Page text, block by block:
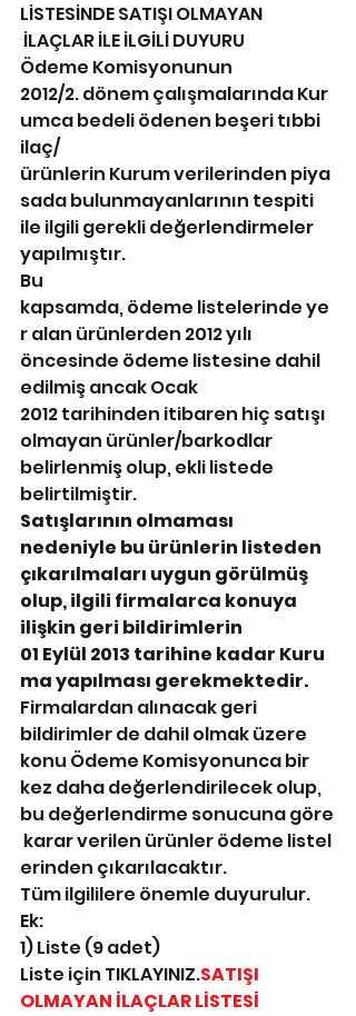
LİSTESİNDE SATIŞI OLMAYAN
İLAÇLAR İLE İLGİLİ DUYURU
Ödeme Komisyonunun
2012/2. dönem çalışmalarında Kur
umca bedeli ödenen beşeri tıbbi
ilaç/
ürünlerin Kurum verilerinden piya
sada bulunmayanlarının tespiti
ile ilgili gerekli değerlendirmeler
yapılmıştır.
Bu
kapsamda, ödeme listelerinde ye
r alan ürünlerden 2012 yılı
öncesinde ödeme listesine dahil
edilmiş ancak Ocak
2012 tarihinden itibaren hiç satışı
olmayan ürünler/barkodlar
belirlenmiş olup, ekli listede
belirtilmiştir.
Satışlarının olmaması
nedeniyle bu ürünlerin listeden
çıkarılmaları uygun görülmüş
olup, ilgili firmalarca konuya
ilişkin geri bildirimlerin
01 Eylül 2013 tarihine kadar Kuru
ma yapılması gerekmektedir.
Firmalardan alınacak geri
bildirimler de dahil olmak üzere
konu Ödeme Komisyonunca bir
kez daha değerlendirilecek olup,
bu değerlendirme sonucuna göre
karar verilen ürünler ödeme listel
erinden çıkarılacaktır.
Tüm ilgililere önemle duyurulur.
Ek:
1) Liste (9 adet)
Liste için TIKLAYINIZ.SATIŞI
OLMAYAN İLAÇLAR LİSTESİ